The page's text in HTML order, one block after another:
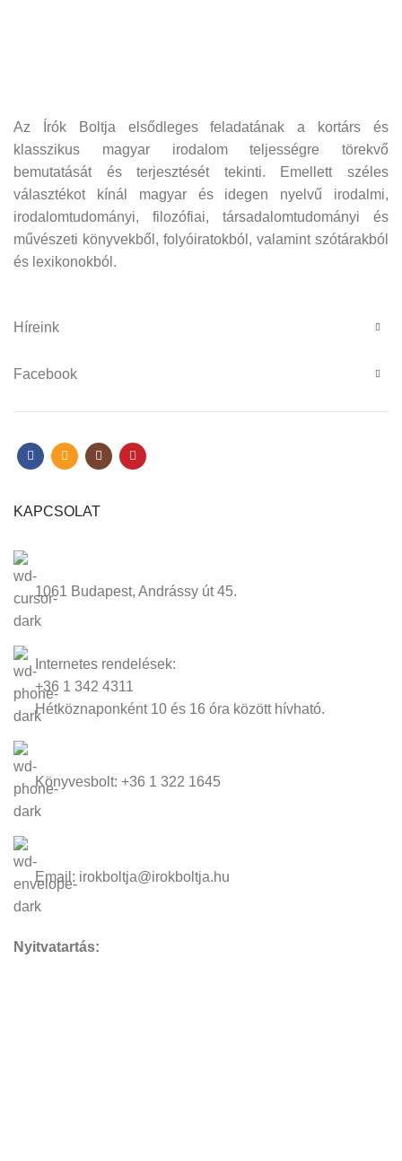
Az Írók Boltja elsődleges feladatának a kortárs és
klasszikus magyar irodalom teljességre törekvő
bemutatását és terjesztését tekinti. Emellett széles
választékot kínál magyar és idegen nyelvű irodalmi,
irodalomtudományi, filozófiai, társadalomtudományi és
művészeti könyvekből, folyóiratokból, valamint szótárakból
és lexikonokból.
Híreink
Facebook
KAPCSOLAT
1061 Budapest, Andrássy út 45.
Internetes rendelések:
+36 1 342 4311
Hétköznaponként 10 és 16 óra között hívható.
Könyvesbolt: +36 1 322 1645
Email: irokboltja@irokboltja.hu
Nyitvatartás: